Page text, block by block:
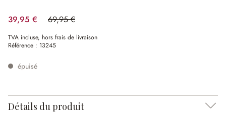
39,95 € 69,95 €
(42.89%spared)
TVA incluse, hors frais de livraison
Référence : 13245
épuisé
Détails du produit